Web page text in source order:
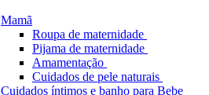
Mamã
Roupa de maternidade
Pijama de maternidade
Amamentação
Cuidados de pele naturais
Cuidados íntimos e banho para Bebe